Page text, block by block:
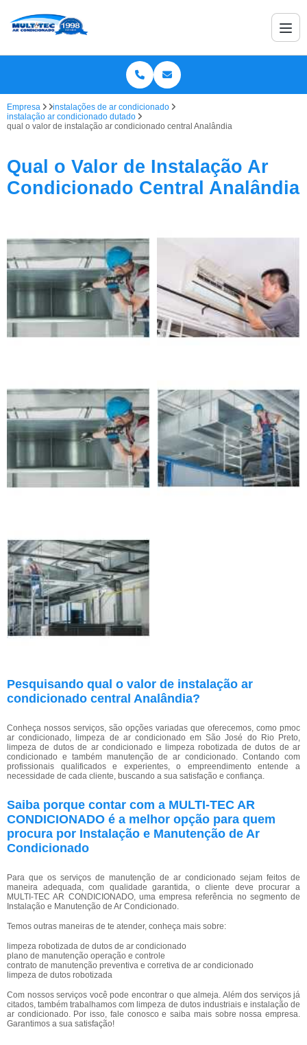
Empresa
instalações de ar condicionado
instalação ar condicionado dutado
qual o valor de instalação ar condicionado central Analândia
Qual o Valor de Instalação Ar
Condicionado Central Analândia
Pesquisando qual o valor de instalação ar
condicionado central Analândia?
Conheça nossos serviços, são opções variadas que oferecemos, como pmoc
ar condicionado, limpeza de ar condicionado em São José do Rio Preto,
limpeza de dutos de ar condicionado e limpeza robotizada de dutos de ar
condicionado e também manutenção de ar condicionado. Contando com
profissionais qualificados e experientes, o empreendimento entende a
necessidade de cada cliente, buscando a sua satisfação e confiança.
Saiba porque contar com a MULTI-TEC AR
CONDICIONADO é a melhor opção para quem
procura por Instalação e Manutenção de Ar
Condicionado
Para que os serviços de manutenção de ar condicionado sejam feitos de
maneira adequada, com qualidade garantida, o cliente deve procurar a
MULTI-TEC AR CONDICIONADO, uma empresa referência no segmento de
Instalação e Manutenção de Ar Condicionado.
Temos outras maneiras de te atender, conheça mais sobre:
limpeza robotizada de dutos de ar condicionado
plano de manutenção operação e controle
contrato de manutenção preventiva e corretiva de ar condicionado
limpeza de dutos robotizada
Com nossos serviços você pode encontrar o que almeja. Além dos serviços já
citados, também trabalhamos com limpeza de dutos industriais e instalação de
ar condicionado. Por isso, fale conosco e saiba mais sobre nossa empresa.
Garantimos a sua satisfação!